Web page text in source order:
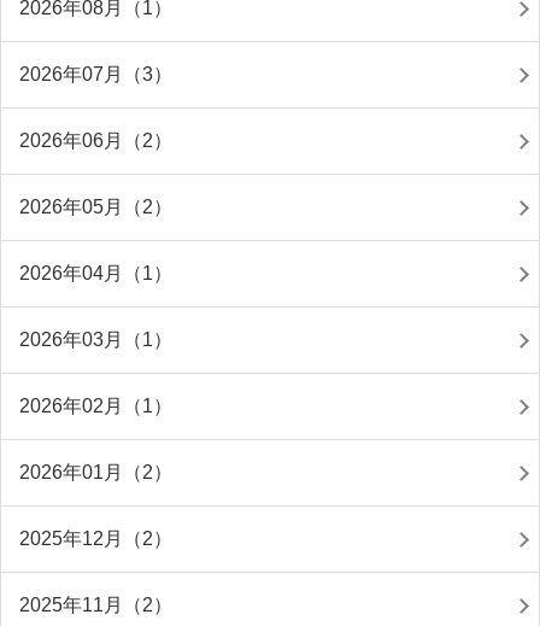
2026年08月（1）
2026年07月（3）
2026年06月（2）
2026年05月（2）
2026年04月（1）
2026年03月（1）
2026年02月（1）
2026年01月（2）
2025年12月（2）
2025年11月（2）